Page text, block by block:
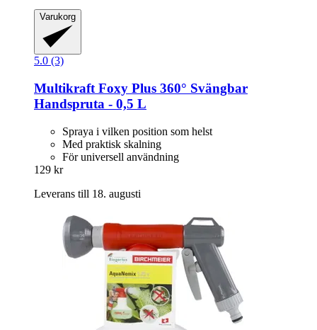
Varukorg
5.0 (3)
Multikraft Foxy Plus 360° Svängbar
Handspruta -​ 0,5 L
Spraya i vilken position som helst
Med praktisk skalning
För universell användning
129 kr
Leverans till 18. augusti